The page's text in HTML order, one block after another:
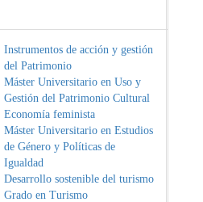
Instrumentos de acción y gestión
del Patrimonio
Máster Universitario en Uso y
Gestión del Patrimonio Cultural
Economía feminista
Máster Universitario en Estudios
de Género y Políticas de
Igualdad
Desarrollo sostenible del turismo
Grado en Turismo